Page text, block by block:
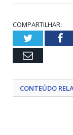
COMPARTILHAR:
Twitter
Email
CONTEÚDO